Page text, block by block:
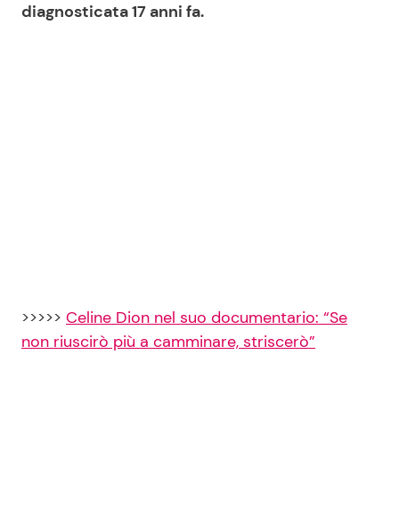
Festività
Contattaci
diagnosticata 17 anni fa.
>>>>> Celine Dion nel suo documentario: “Se
non riuscirò più a camminare, striscerò”